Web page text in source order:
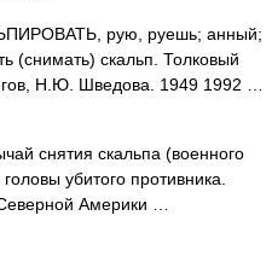
рую, руешь; анный;
(снимать) скальп. Толковый
Н.Ю. Шведова. 1949 1992 …
снятия скальпа (военного
убитого противника.
Америки …